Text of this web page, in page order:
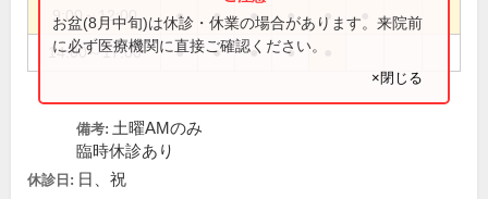
9:00～12:00 ● ● ● ● ●
14:00～17:00 ● ● ● ●
お盆(8月中旬)は休診・休業の場合があります。来院前
に必ず医療機関に直接ご確認ください。
×閉じる
備考: 土曜AMのみ
臨時休診あり
休診日: 日、祝